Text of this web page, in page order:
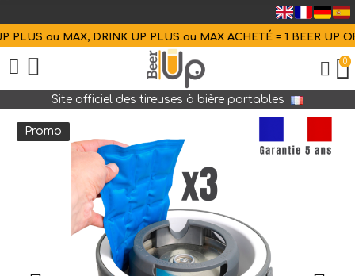
PLUS ou MAX, DRINK UP PLUS ou MAX ACHETÉ = 1 BEER UP
0
Site officiel des tireuses à bière portables
Promo